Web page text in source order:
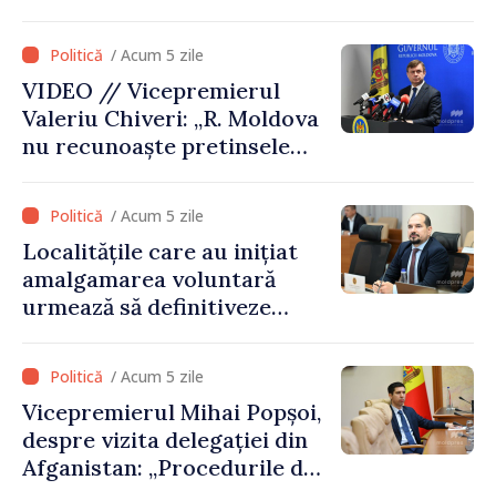
posibilul pentru a atenua
consecințele”
/ Acum 5 zile
VIDEO // Vicepremierul
Valeriu Chiveri: „R. Moldova
nu recunoaște pretinsele
de structurile de la Tiraspol
în raioanele de est”
/ Acum 5 zile
Localitățile care au inițiat
amalgamarea voluntară
urmează să definitiveze
parcursul lunii august
/ Acum 5 zile
Vicepremierul Mihai Popșoi,
despre vizita delegației din
Afganistan: „Procedurile de